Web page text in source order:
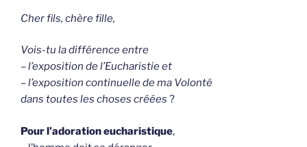
Cher fils, chère fille,
Vois-tu la différence entre
– l’exposition de l’Eucharistie et
– l’exposition continuelle de ma Volonté
dans toutes les choses créées ?
Pour l’adoration eucharistique,